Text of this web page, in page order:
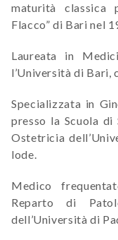
maturità classica
Flacco” di Bari nel
Laureata in
l’Università di Bari,
Specializzata in
presso la Scuola di
Ostetricia
lode.
Medico
Reparto di
dell’Università di